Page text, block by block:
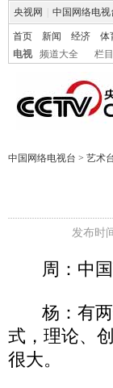
央视网 中国网络电视
首页 新闻 经济 体
电视
频道大全 栏
中国网络电视台 > 艺术
发布时
周：中国
杨：有两
式，理论、
很大。